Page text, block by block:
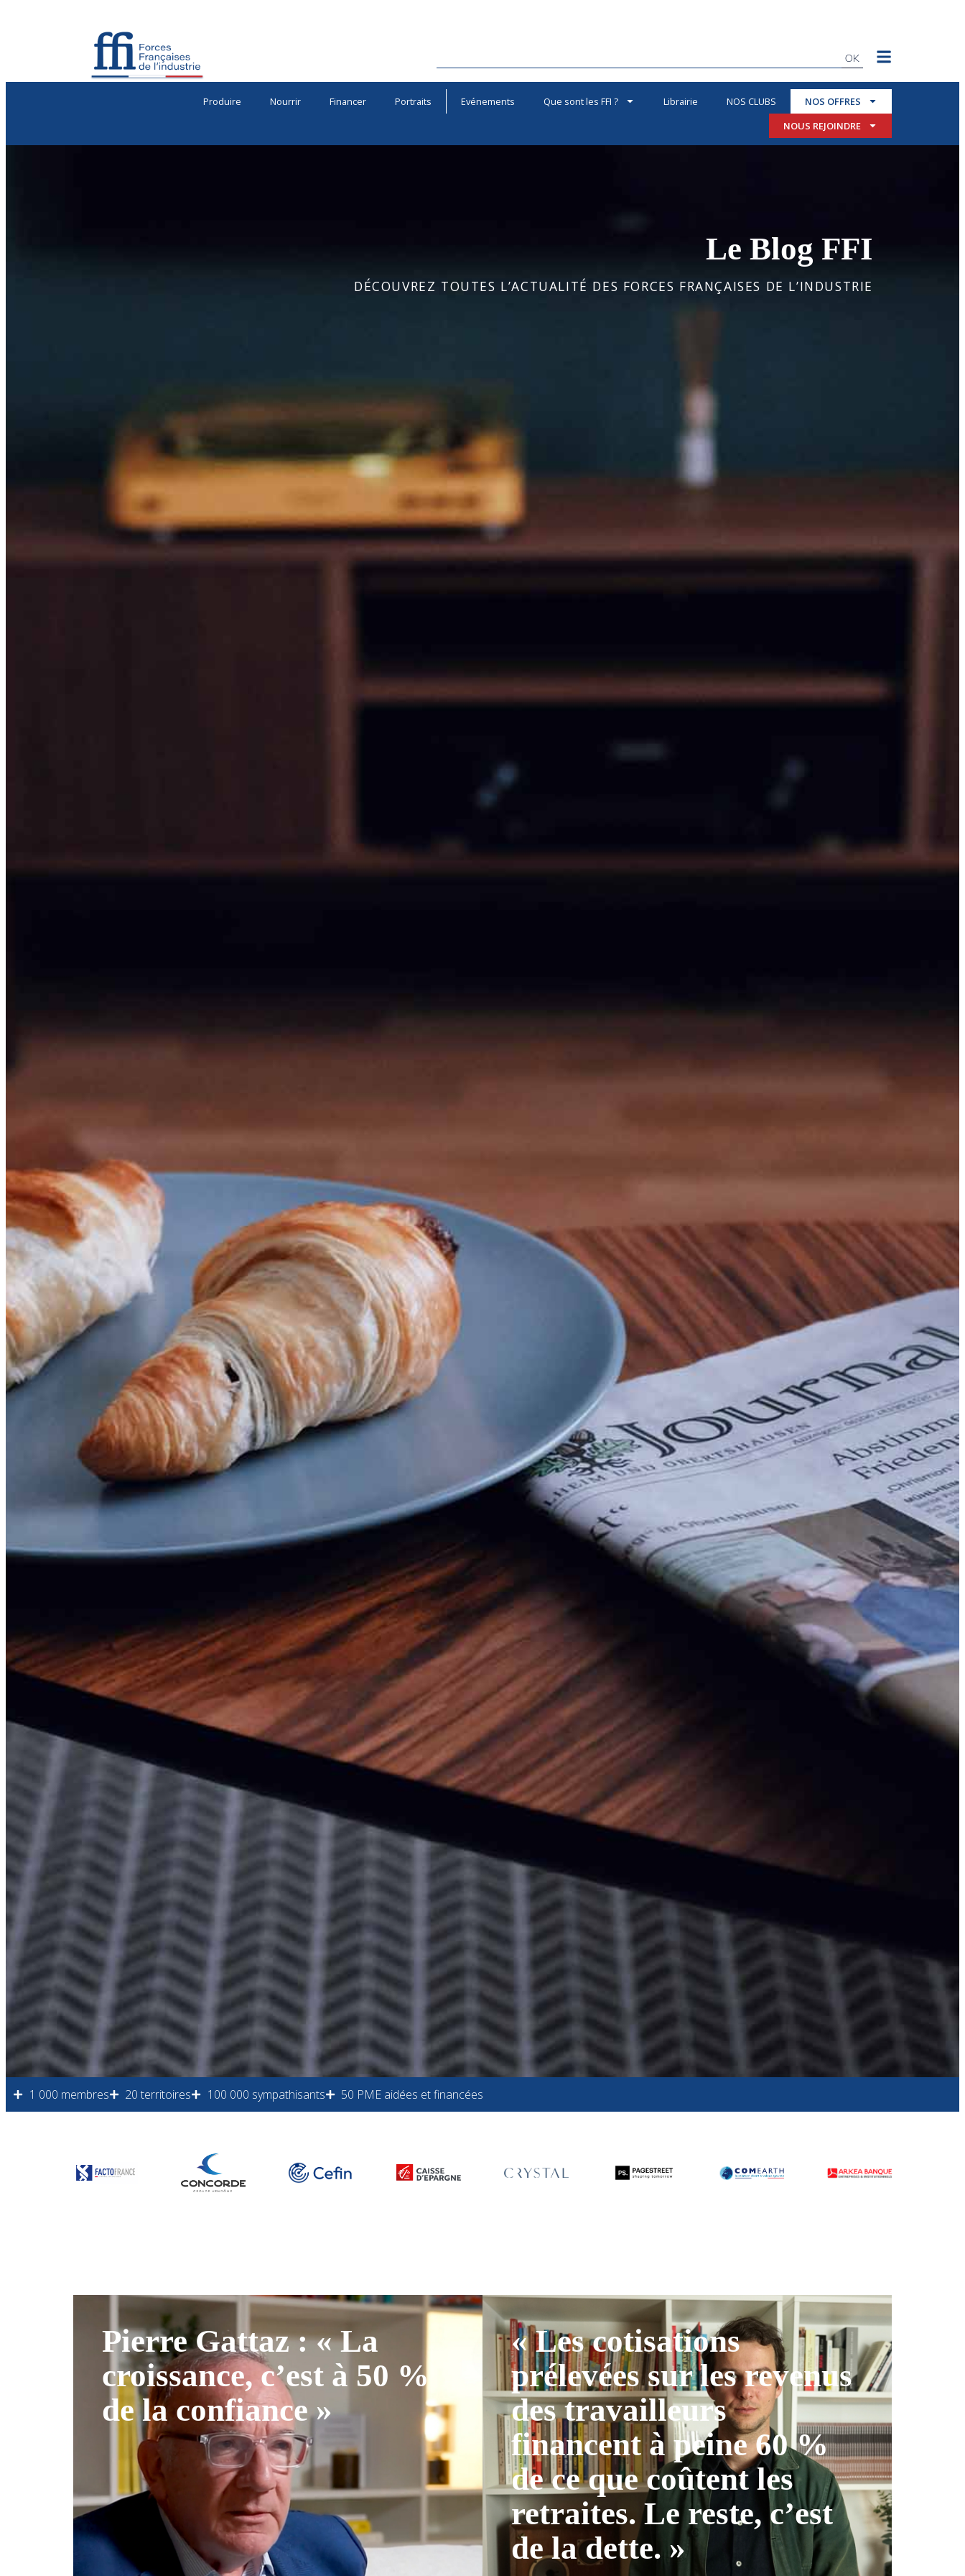
OK
Produire Nourrir Financer Portraits Evénements Que sont les FFI ? Librairie NOS CLUBS
NOS OFFRES
NOUS REJOINDRE
Le Blog FFI
DÉCOUVREZ TOUTES L’ACTUALITÉ DES FORCES FRANÇAISES DE L’INDUSTRIE
1 000 membres 20 territoires 100 000 sympathisants 50 PME aidées et financées
Pierre Gattaz : « La
croissance, c’est à 50 %
de la confiance »
« Les cotisations
prélevées sur les revenus
des travailleurs
financent à peine 60 %
de ce que coûtent les
retraites. Le reste, c’est
de la dette. »